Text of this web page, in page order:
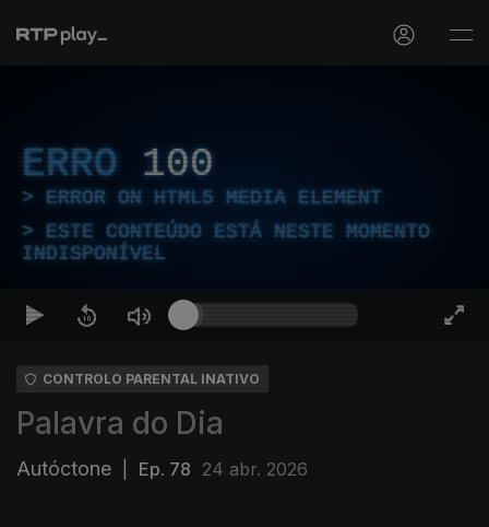
ERRO 100
ERROR ON HTML5 MEDIA ELEMENT
ESTE CONTEÚDO ESTÁ NESTE MOMENTO
INDISPONÍVEL
CONTROLO PARENTAL INATIVO
Palavra do Dia
Autóctone Ep. 78 24 abr. 2026